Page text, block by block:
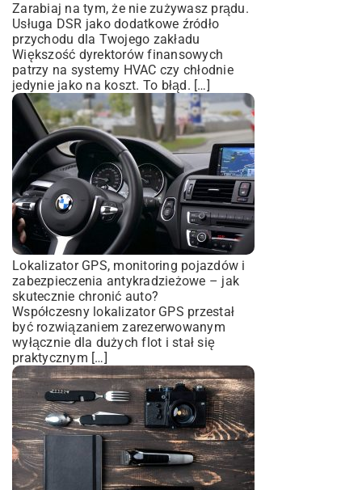
Zarabiaj na tym, że nie zużywasz prądu.
Usługa DSR jako dodatkowe źródło
przychodu dla Twojego zakładu
Większość dyrektorów finansowych
patrzy na systemy HVAC czy chłodnie
jedynie jako na koszt. To błąd. […]
Lokalizator GPS, monitoring pojazdów i
zabezpieczenia antykradzieżowe – jak
skutecznie chronić auto?
Współczesny lokalizator GPS przestał
być rozwiązaniem zarezerwowanym
wyłącznie dla dużych flot i stał się
praktycznym […]